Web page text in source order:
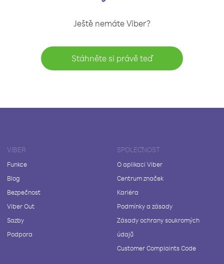
Ještě nemáte Viber?
Stáhněte si právě teď
VIBER
Funkce
Blog
Bezpečnost
Viber Out
Sazby
Podpora
SPOLEČNOST
O aplikaci Viber
Centrum značek
Kariéra
Podmínky a zásady
Zásady ochrany soukromých
údajů
Customer Complaints Code